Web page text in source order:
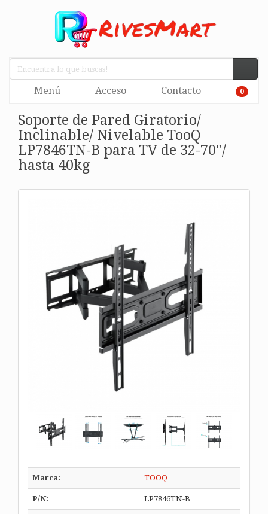
Menú Acceso Contacto 0
Soporte de Pared Giratorio/
Inclinable/ Nivelable TooQ
LP7846TN-B para TV de 32-70"/
hasta 40kg
Marca: TOOQ
P/N: LP7846TN-B